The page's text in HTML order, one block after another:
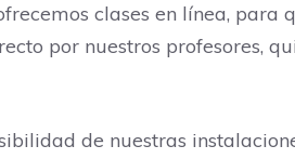
clases en línea,
por nuestros profesores,
de nuestras